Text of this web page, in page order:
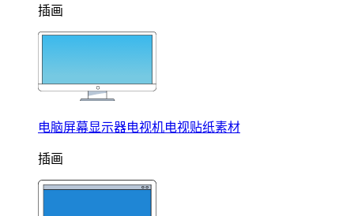
插画
电脑屏幕显示器电视机电视贴纸素材
插画